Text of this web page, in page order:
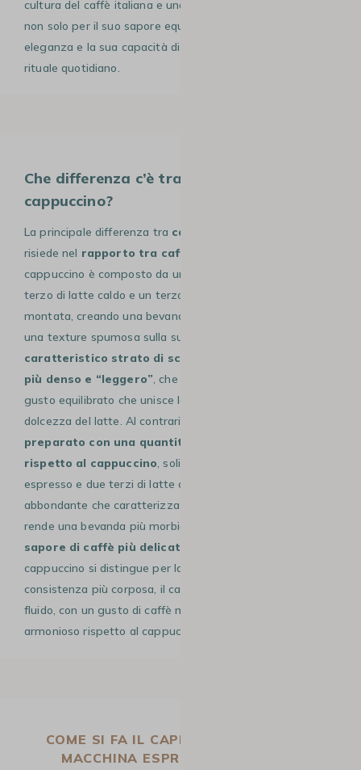
cultura del caffè italiana e una delle bevande più amate,
non solo per il suo sapore equilibrato, ma anche per la sua
eleganza e la sua capacità di essere un vero e proprio
rituale quotidiano.
Che differenza c’è tra caffè latte e
cappuccino?
La principale differenza tra caffè latte
risiede nel rapporto tra caffè, latte e schiuma
cappuccino è composto da un terzo di caffè espresso, un
terzo di latte caldo e un terzo di schiuma di latte
montata, creando una bevanda corposa e cremosa con
una texture spumosa sulla superficie.
caratteristico strato di schiuma rende il cappuccino
più denso e “leggero”, che si caratterizza per il suo
gusto equilibrato che unisce la robustezza del caffè alla
dolcezza del latte. Al contrario, il
preparato con una quantità maggiore di latte
rispetto al cappuccino, solitamente un terzo di
espresso e due terzi di latte caldo, senza la schiuma
abbondante che caratterizza il cappuccino. Questo lo
rende una bevanda più morbida e
sapore di caffè più delicato.
cappuccino si distingue per la sua schiuma densa e la
consistenza più corposa, il caffè latte è più “lattoso” e più
fluido, con un gusto di caffè meno intenso e più
armonioso rispetto al cappuccino.
COME SI FA IL CAPPUCCINO CON UNA
MACCHINA ESPRESSO IN GRANI?